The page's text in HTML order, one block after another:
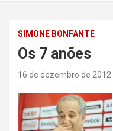
SIMONE BONFANTE
Os 7 anões
16 de dezembro de 2012